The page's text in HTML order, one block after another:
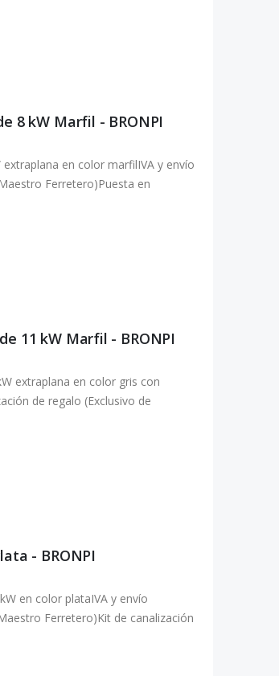
8 kW Marfil - BRONPI
en color marfilIVA y envío
Ferretero)Puesta en
11 kW Marfil - BRONPI
extraplana en color gris con
de regalo (Exclusivo de
- BRONPI
en color plataIVA y envío
Ferretero)Kit de canalización